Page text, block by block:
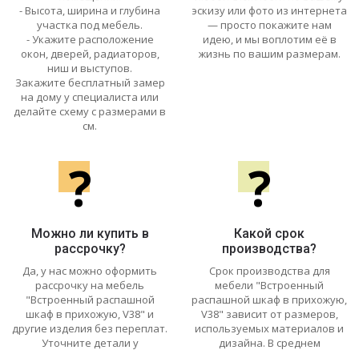
- Высота, ширина и глубина
участка под мебель.
- Укажите расположение
окон, дверей, радиаторов,
ниш и выступов.
Закажите бесплатный замер
на дому у специалиста или
делайте схему с размерами в
см.
эскизу или фото из интернета
— просто покажите нам
идею, и мы воплотим её в
жизнь по вашим размерам.
?
Можно ли купить в
рассрочку?
Да, у нас можно оформить
рассрочку на мебель
"Встроенный распашной
шкаф в прихожую, V38" и
другие изделия без переплат.
Уточните детали у
?
Какой срок
производства?
Срок производства для
мебели "Встроенный
распашной шкаф в прихожую,
V38" зависит от размеров,
используемых материалов и
дизайна. В среднем